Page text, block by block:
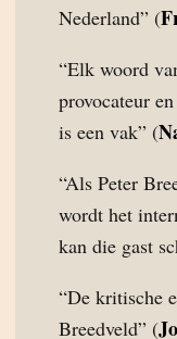
Nederland” (
“Elk woord
provocateur
is een vak” (
“Als Peter
wordt het
kan die gast
“De kritische
Breedveld” (